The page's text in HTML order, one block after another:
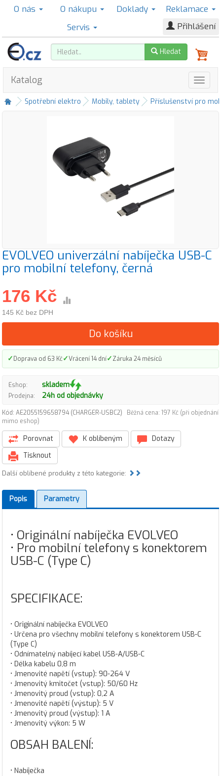
O nás O nákupu Doklady
Reklamace
Servis
Přihlášení
Hledat
Katalog
Spotřební elektro Mobily, tablety Příslušenství pro
EVOLVEO univerzální nabíječka USB-C
pro mobilní telefony, černá
176 Kč
145 Kč bez DPH
Do košíku
✓Doprava od 63 Kč✓Vrácení 14 dní✓Záruka 24 měsíců
Eshop: skladem
Prodejna: 24h od objednávky
Kód: AE2055159658794 (CHARGER-USBC2)
Běžná cena: 197 Kč (při objednání
mimo eshop)
Porovnat K oblíbeným
Dotazy
Tisknout
Další oblíbené produkty z této kategorie:
Popis Parametry
• Originální nabíječka EVOLVEO
• Pro mobilní telefony s konektorem
USB-C (Type C)
SPECIFIKACE:
• Originální nabíječka EVOLVEO
• Určena pro všechny mobilní telefony s konektorem USB-C
(Type C)
• Odnímatelný nabíjecí kabel USB-A/USB-C
• Délka kabelu 0,8 m
• Jmenovité napětí (vstup): 90-264 V
• Jmenovitý kmitočet (vstup): 50/60 Hz
• Jmenovitý proud (vstup): 0,2 A
• Jmenovité napětí (výstup): 5 V
• Jmenovitý proud (výstup): 1 A
• Jmenovitý výkon: 5 W
OBSAH BALENÍ:
• Nabíječka